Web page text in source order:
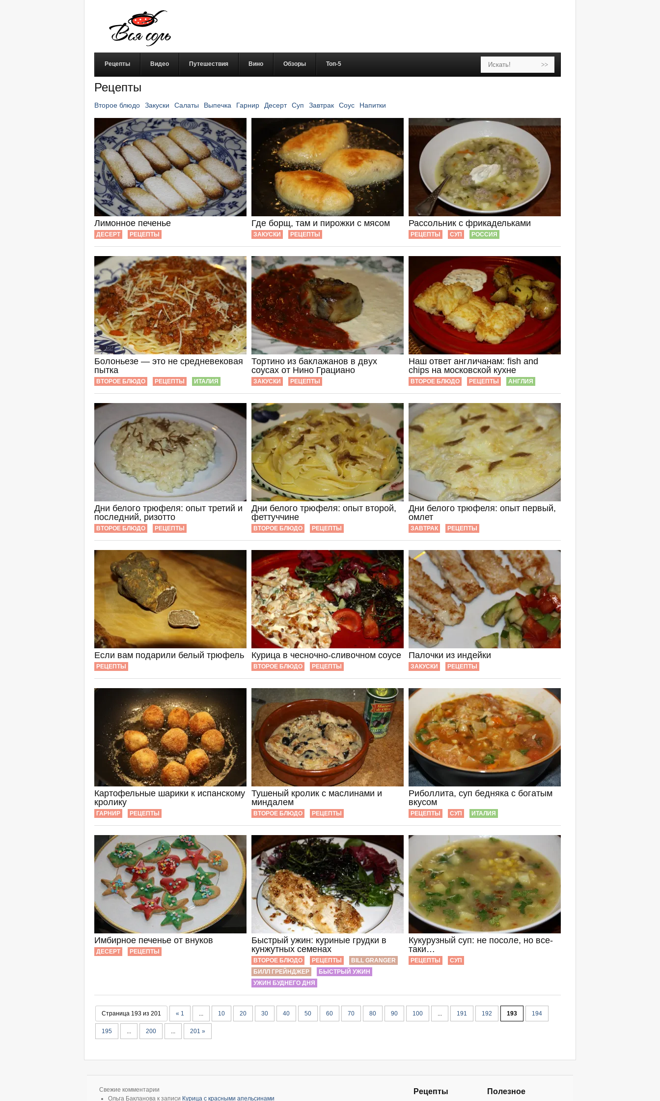
Рецепты Видео Путешествия Вино Обзоры Топ-5
Рецепты
Второе блюдо Закуски Салаты Выпечка Гарнир Десерт Суп Завтрак Соус Напитки
Лимонное печенье
ДЕСЕРТ РЕЦЕПТЫ
Где борщ, там и пирожки с мясом
ЗАКУСКИ РЕЦЕПТЫ
Рассольник с фрикадельками
РЕЦЕПТЫ СУП РОССИЯ
Болоньезе — это не средневековая
пытка
ВТОРОЕ БЛЮДО РЕЦЕПТЫ ИТАЛИЯ
Тортино из баклажанов в двух
соусах от Нино Грациано
ЗАКУСКИ РЕЦЕПТЫ
Наш ответ англичанам: fish and
chips на московской кухне
ВТОРОЕ БЛЮДО РЕЦЕПТЫ АНГЛИЯ
Дни белого трюфеля: опыт третий и
последний, ризотто
ВТОРОЕ БЛЮДО РЕЦЕПТЫ
Дни белого трюфеля: опыт второй,
феттуччине
ВТОРОЕ БЛЮДО РЕЦЕПТЫ
Дни белого трюфеля: опыт первый,
омлет
ЗАВТРАК РЕЦЕПТЫ
Если вам подарили белый трюфель
РЕЦЕПТЫ
Курица в чесночно-сливочном соусе
ВТОРОЕ БЛЮДО РЕЦЕПТЫ
Палочки из индейки
ЗАКУСКИ РЕЦЕПТЫ
Картофельные шарики к испанскому
кролику
ГАРНИР РЕЦЕПТЫ
Тушеный кролик с маслинами и
миндалем
ВТОРОЕ БЛЮДО РЕЦЕПТЫ
Риболлита, суп бедняка с богатым
вкусом
РЕЦЕПТЫ СУП ИТАЛИЯ
Имбирное печенье от внуков
ДЕСЕРТ РЕЦЕПТЫ
Быстрый ужин: куриные грудки в
кунжутных семенах
ВТОРОЕ БЛЮДО РЕЦЕПТЫ
BILL GRANGER
БИЛЛ ГРЕЙНДЖЕР
БЫСТРЫЙ УЖИН
УЖИН БУДНЕГО ДНЯ
Кукурузный суп: не посоле, но все-
таки…
РЕЦЕПТЫ СУП
Страница 193 из 201 « 1 ... 10 20 30 40 50 60 70 80 90 100 ... 191 192 193 194
195 ... 200 ... 201 »
Свежие комментарии
Ольга Бакланова к записи Курица с красными апельсинами
Рецепты Полезное